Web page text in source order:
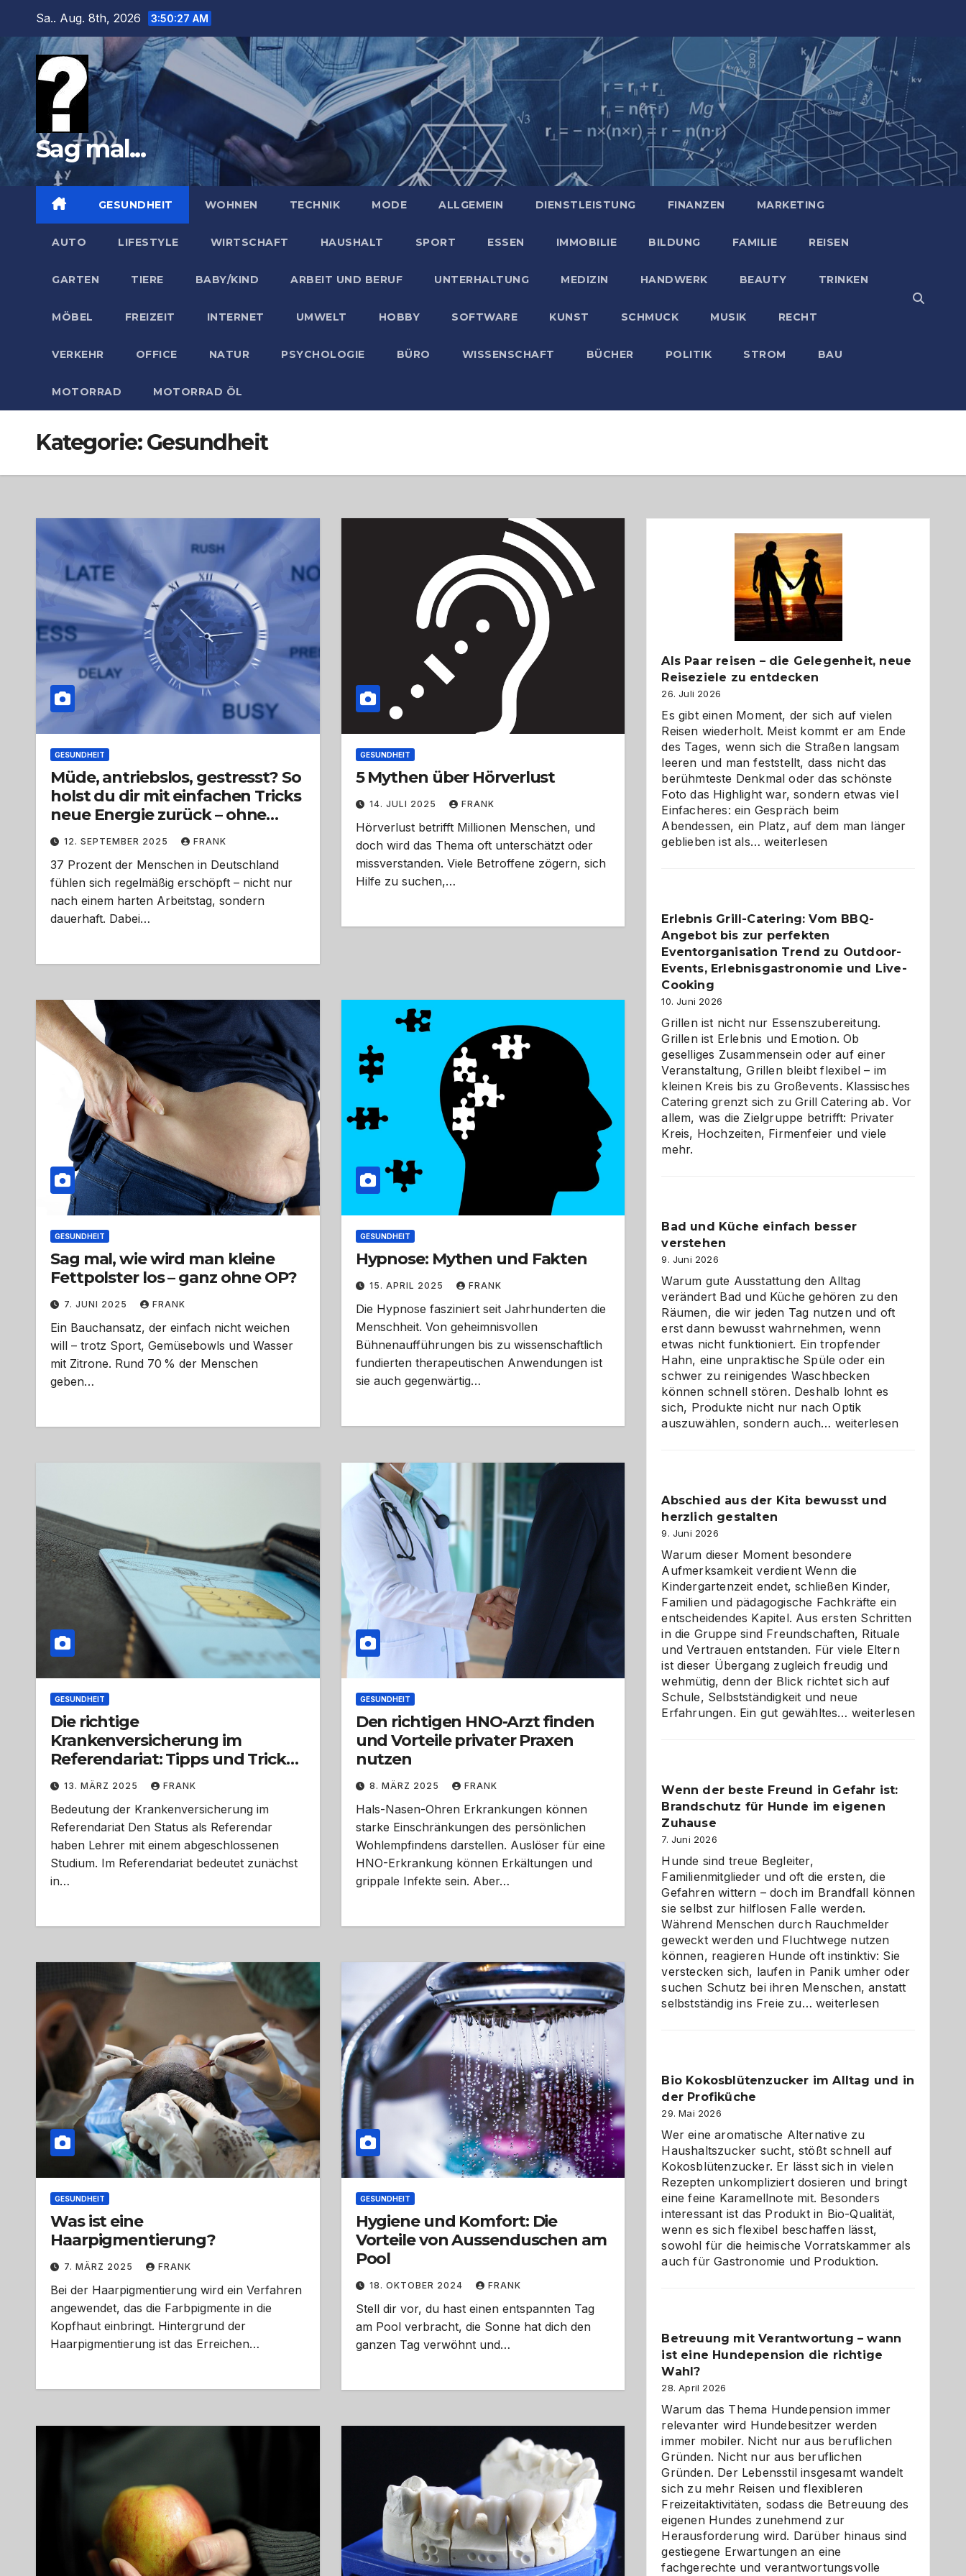
springen
Sa.. Aug. 8th, 2026 3:50:28 AM
Sag mal...
GESUNDHEIT WOHNEN TECHNIK MODE ALLGEMEIN DIENSTLEISTUNG FINANZEN MARKETING
AUTO LIFESTYLE WIRTSCHAFT HAUSHALT SPORT ESSEN IMMOBILIE BILDUNG FAMILIE REISEN
GARTEN TIERE BABY/KIND ARBEIT UND BERUF UNTERHALTUNG MEDIZIN HANDWERK BEAUTY TRINKEN
MÖBEL FREIZEIT INTERNET UMWELT HOBBY SOFTWARE KUNST SCHMUCK MUSIK RECHT
VERKEHR OFFICE NATUR PSYCHOLOGIE BÜRO WISSENSCHAFT BÜCHER POLITIK STROM BAU
MOTORRAD MOTORRAD ÖL
Kategorie:Gesundheit
GESUNDHEIT
Müde, antriebslos, gestresst? So
holst du dir mit einfachen Tricks
neue Energie zurück – ohne
radikale Veränderungen
12. SEPTEMBER 2025 FRANK
37 Prozent der Menschen in Deutschland
fühlen sich regelmäßig erschöpft – nicht nur
nach einem harten Arbeitstag, sondern
dauerhaft. Dabei…
GESUNDHEIT
5 Mythen über Hörverlust
14. JULI 2025 FRANK
Hörverlust betrifft Millionen Menschen, und
doch wird das Thema oft unterschätzt oder
missverstanden. Viele Betroffene zögern, sich
Hilfe zu suchen,…
GESUNDHEIT
Sag mal, wie wird man kleine
Fettpolster los – ganz ohne OP?
7. JUNI 2025 FRANK
Ein Bauchansatz, der einfach nicht weichen
will – trotz Sport, Gemüsebowls und Wasser
mit Zitrone. Rund 70 % der Menschen
geben…
GESUNDHEIT
Hypnose: Mythen und Fakten
15. APRIL 2025 FRANK
Die Hypnose fasziniert seit Jahrhunderten die
Menschheit. Von geheimnisvollen
Bühnenaufführungen bis zu wissenschaftlich
fundierten therapeutischen Anwendungen ist
sie auch gegenwärtig…
GESUNDHEIT
Die richtige
Krankenversicherung im
Referendariat: Tipps und Tricks
für eine optimale Wahl
13. MÄRZ 2025 FRANK
Bedeutung der Krankenversicherung im
Referendariat Den Status als Referendar
haben Lehrer mit einem abgeschlossenen
Studium. Im Referendariat bedeutet zunächst
in…
GESUNDHEIT
Den richtigen HNO-Arzt finden
und Vorteile privater Praxen
nutzen
8. MÄRZ 2025 FRANK
Hals-Nasen-Ohren Erkrankungen können
starke Einschränkungen des persönlichen
Wohlempfindens darstellen. Auslöser für eine
HNO-Erkrankung können Erkältungen und
grippale Infekte sein. Aber…
GESUNDHEIT
Was ist eine
Haarpigmentierung?
7. MÄRZ 2025 FRANK
Bei der Haarpigmentierung wird ein Verfahren
angewendet, das die Farbpigmente in die
Kopfhaut einbringt. Hintergrund der
Haarpigmentierung ist das Erreichen…
GESUNDHEIT
Hygiene und Komfort: Die
Vorteile von Aussenduschen am
Pool
18. OKTOBER 2024 FRANK
Stell dir vor, du hast einen entspannten Tag
am Pool verbracht, die Sonne hat dich den
ganzen Tag verwöhnt und…
Als Paar reisen – die Gelegenheit, neue
Reiseziele zu entdecken
26. Juli 2026
Es gibt einen Moment, der sich auf vielen
Reisen wiederholt. Meist kommt er am Ende
des Tages, wenn sich die Straßen langsam
leeren und man feststellt, dass nicht das
berühmteste Denkmal oder das schönste
Foto das Highlight war, sondern etwas viel
Einfacheres: ein Gespräch beim
Abendessen, ein Platz, auf dem man länger
geblieben ist als…Als
Gelegenheit,
neue
Reiseziele
zu
weiterlesen
Erlebnis Grill-Catering: Vom BBQ-
Angebot bis zur perfekten
Eventorganisation Trend zu Outdoor-
Events, Erlebnisgastronomie und Live-
Cooking
10. Juni 2026
Grillen ist nicht nur Essenszubereitung.
Grillen ist Erlebnis und Emotion. Ob
geselliges Zusammensein oder auf einer
Veranstaltung, Grillen bleibt flexibel – im
kleinen Kreis bis zu Großevents. Klassisches
Catering grenzt sich zu Grill Catering ab. Vor
allem, was die Zielgruppe betrifft: Privater
Kreis, Hochzeiten, Firmenfeier und viele
mehr.
Bad und Küche einfach besser
verstehen
9. Juni 2026
Warum gute Ausstattung den Alltag
verändert Bad und Küche gehören zu den
Räumen, die wir jeden Tag nutzen und oft
erst dann bewusst wahrnehmen, wenn
etwas nicht funktioniert. Ein tropfender
Hahn, eine unpraktische Spüle oder ein
schwer zu reinigendes Waschbecken
können schnell stören. Deshalb lohnt es
sich, Produkte nicht nur nach Optik
auszuwählen, sondern auch… Bad
verstehen
weiterlesen
Abschied aus der Kita bewusst und
herzlich gestalten
9. Juni 2026
Warum dieser Moment besondere
Aufmerksamkeit verdient Wenn die
Kindergartenzeit endet, schließen Kinder,
Familien und pädagogische Fachkräfte ein
entscheidendes Kapitel. Aus ersten Schritten
in die Gruppe sind Freundschaften, Rituale
und Vertrauen entstanden. Für viele Eltern
ist dieser Übergang zugleich freudig und
wehmütig, denn der Blick richtet sich auf
Schule, Selbstständigkeit und neue
Erfahrungen. Ein gut gewähltes… Abschied
und
herzlich
weiterlesen
Wenn der beste Freund in Gefahr ist:
Brandschutz für Hunde im eigenen
Zuhause
7. Juni 2026
Hunde sind treue Begleiter,
Familienmitglieder und oft die ersten, die
Gefahren wittern – doch im Brandfall können
sie selbst zur hilflosen Falle werden.
Während Menschen durch Rauchmelder
geweckt werden und Fluchtwege nutzen
können, reagieren Hunde oft instinktiv: Sie
verstecken sich, laufen in Panik umher oder
suchen Schutz bei ihren Menschen, anstatt
selbstständig ins Freie zu… Wenn
Gefahr
für
Hunde
im
eigenen
Zuhause
weiterlesen
Bio Kokosblütenzucker im Alltag und in
der Profiküche
29. Mai 2026
Wer eine aromatische Alternative zu
Haushaltszucker sucht, stößt schnell auf
Kokosblütenzucker. Er lässt sich in vielen
Rezepten unkompliziert dosieren und bringt
eine feine Karamellnote mit. Besonders
interessant ist das Produkt in Bio-Qualität,
wenn es sich flexibel beschaffen lässt,
sowohl für die heimische Vorratskammer als
auch für Gastronomie und Produktion.
Betreuung mit Verantwortung – wann
ist eine Hundepension die richtige
Wahl?
28. April 2026
Warum das Thema Hundepension immer
relevanter wird Hundebesitzer werden
immer mobiler. Nicht nur aus beruflichen
Gründen. Nicht nur aus beruflichen
Gründen. Der Lebensstil insgesamt wandelt
sich zu mehr Reisen und flexibleren
Freizeitaktivitäten, sodass die Betreuung des
eigenen Hundes zunehmend zur
Herausforderung wird. Darüber hinaus sind
gestiegene Erwartungen an eine
fachgerechte und verantwortungsvolle